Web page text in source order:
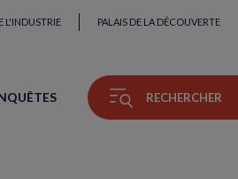
L'INDUSTRIE PALAIS DE LA DÉCOUVERTE
RECHERCHER